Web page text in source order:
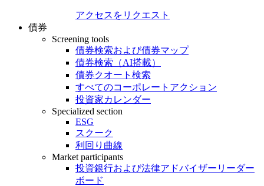
アクセスをリクエスト
債券
Screening tools
債券検索および債券マップ
債券検索（AI搭載）
債券クオート検索
すべてのコーポレートアクション
投資家カレンダー
Specialized section
ESG
スクーク
利回り曲線
Market participants
投資銀行および法律アドバイザーリーダー
ボード